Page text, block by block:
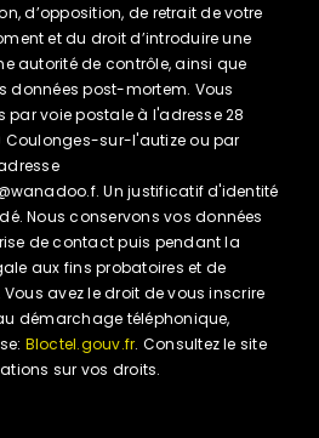
d’opposition, de retrait de votre
et du droit d’introduire une
autorité de contrôle, ainsi que
données post-mortem. Vous
par voie postale à l'adresse 28
Coulonges-sur-l'autize ou par
Un justificatif d'identité
Nous conservons vos données
de contact puis pendant la
aux fins probatoires et de
avez le droit de vous inscrire
démarchage téléphonique,
Bloctel.gouv.fr. Consultez le site
sur vos droits.